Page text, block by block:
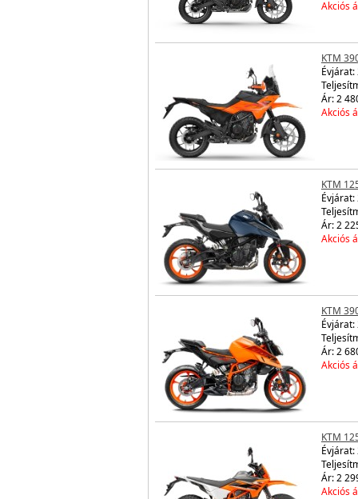
Akciós
KTM
Évjárat:
Ár: 2
Akciós
KTM
Évjárat:
Ár: 2
Akciós
KTM
Évjárat:
Ár: 2
Akciós
KTM
Évjárat:
Ár: 2
Akciós